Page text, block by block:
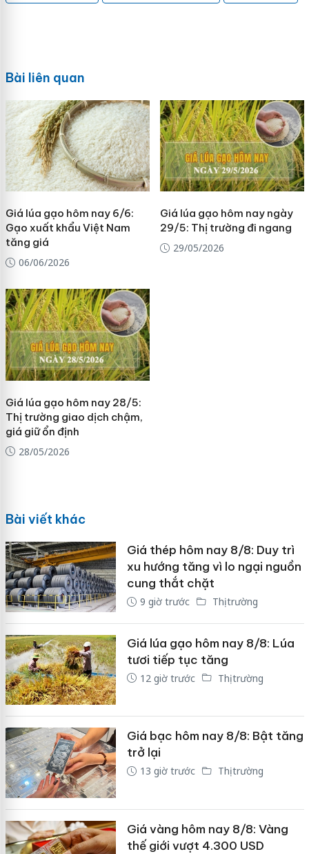
Bài liên quan
Giá lúa gạo hôm nay 6/6:
Gạo xuất khẩu Việt Nam
tăng giá
06/06/2026
Giá lúa gạo hôm nay ngày
29/5: Thị trường đi ngang
29/05/2026
Giá lúa gạo hôm nay 28/5:
Thị trường giao dịch chậm,
giá giữ ổn định
28/05/2026
Bài viết khác
Giá thép hôm nay 8/8: Duy trì
xu hướng tăng vì lo ngại nguồn
cung thắt chặt
9 giờ trước Thị trường
Giá lúa gạo hôm nay 8/8: Lúa
tươi tiếp tục tăng
12 giờ trước Thị trường
Giá bạc hôm nay 8/8: Bật tăng
trở lại
13 giờ trước Thị trường
Giá vàng hôm nay 8/8: Vàng
thế giới vượt 4.300 USD